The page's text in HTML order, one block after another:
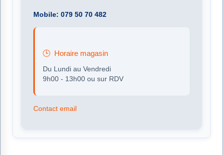
Mobile: 079 50 70 482
Horaire magasin
Du Lundi au Vendredi
9h00 - 13h00 ou sur RDV
Contact email